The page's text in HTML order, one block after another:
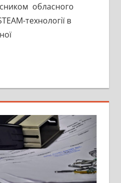
обласного
технології в